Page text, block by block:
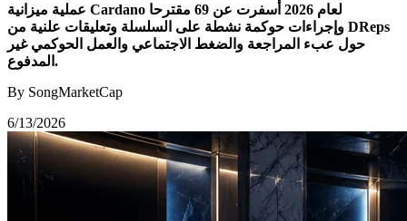
عملية ميزانية Cardano لعام 2026 أسفرت عن 69 مقترحا
وإجراءات حوكمة نشطة على السلسلة وتعليقات علنية من DReps
حول عبء المراجعة والضغط الاجتماعي والعمل الحوكمي غير
المدفوع.
By SongMarketCap
6/13/2026